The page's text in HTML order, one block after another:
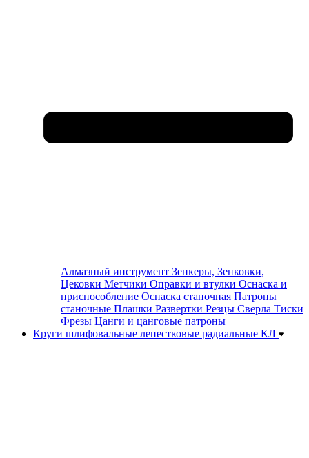
Алмазный инструмент Зенкеры, Зенковки,
Цековки Метчики Оправки и втулки Оснаска и
приспособление Оснаска станочная Патроны
станочные Плашки Развертки Резцы Сверла Тиски
Фрезы Цанги и цанговые патроны
Круги шлифовальные лепестковые радиальные КЛ